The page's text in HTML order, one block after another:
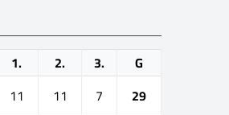
1. 2. 3.
G
11 11 7
29